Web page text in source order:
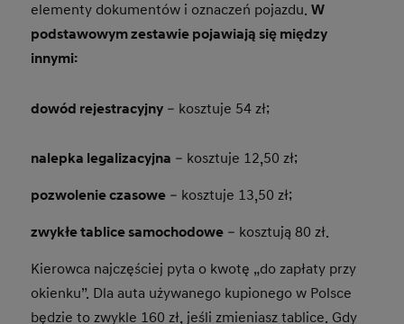
elementy dokumentów i oznaczeń pojazdu.W
podstawowym zestawie pojawiają się między
innymi:
dowód rejestracyjny – kosztuje 54 zł;
nalepka legalizacyjna – kosztuje 12,50 zł;
pozwolenie czasowe – kosztuje 13,50 zł;
zwykłe tablice samochodowe – kosztują 80 zł.
Kierowca najczęściej pyta o kwotę „do zapłaty przy
okienku”. Dla auta używanego kupionego w Polsce
będzie to zwykle 160 zł, jeśli zmieniasz tablice. Gdy